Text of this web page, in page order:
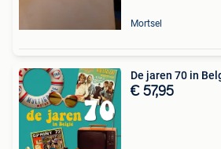
Mortsel
De jaren 70 in
€ 57,95